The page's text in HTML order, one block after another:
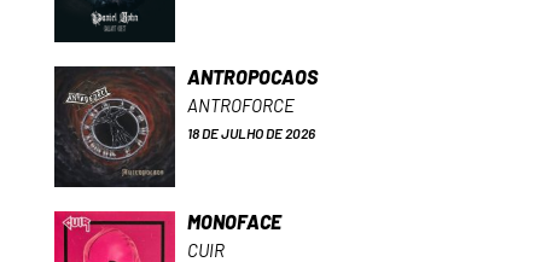
ANTROPOCAOS
ANTROFORCE
18 DE JULHO DE 2026
MONOFACE
CUIR